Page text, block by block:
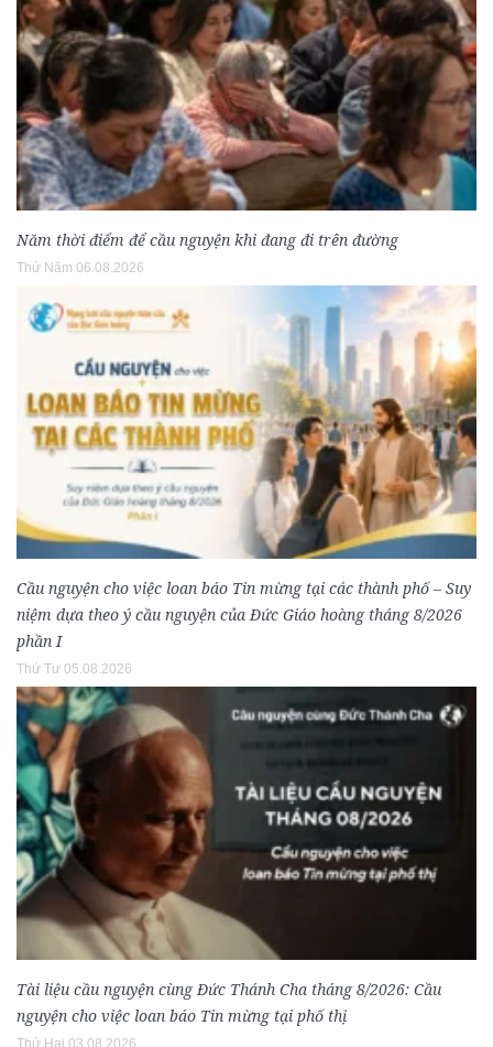
Năm thời điểm để cầu nguyện khi đang đi trên đường
Thứ Năm 06.08.2026
Cầu nguyện cho việc loan báo Tin mừng tại các thành phố – Suy
niệm dựa theo ý cầu nguyện của Đức Giáo hoàng tháng 8/2026
phần I
Thứ Tư 05.08.2026
Tài liệu cầu nguyện cùng Đức Thánh Cha tháng 8/2026: Cầu
nguyện cho việc loan báo Tin mừng tại phố thị
Thứ Hai 03.08.2026